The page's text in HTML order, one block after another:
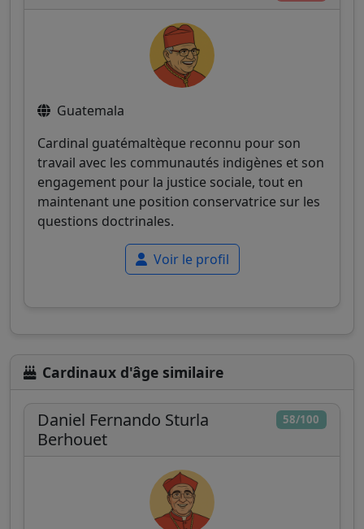
Guatemala
Cardinal guatémaltèque reconnu pour son
travail avec les communautés indigènes et son
engagement pour la justice sociale, tout en
maintenant une position conservatrice sur les
questions doctrinales.
Voir le profil
Cardinaux d'âge similaire
58/100
Daniel Fernando Sturla
Berhouet